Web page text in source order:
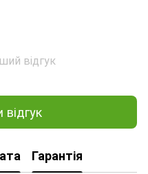
відгук
Гарантія